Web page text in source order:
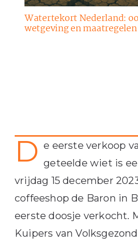
Watertekort Nederland:
wetgeving en maatregelen
D e eerste verkoop
geteelde wiet is
vrijdag 15 december
coffeeshop de Baron in
eerste doosje verkocht.
Kuipers van